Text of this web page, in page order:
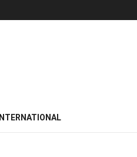
INTERNATIONAL